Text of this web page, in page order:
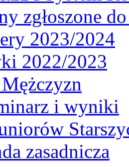
zgłoszone
2023/2024
2022/2023
i wyniki
zasadnicza